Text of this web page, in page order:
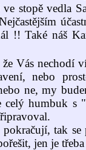
ve stopě vedla
!! Také náš
Vás nechodí
nebo
ne, my
celý humbuk
tak se
jen je